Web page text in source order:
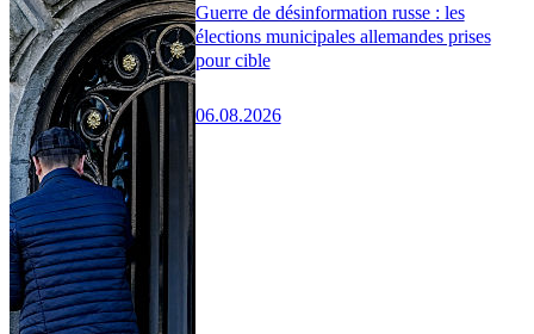
Guerre de désinformation russe : les
élections municipales allemandes prises
pour cible
06.08.2026